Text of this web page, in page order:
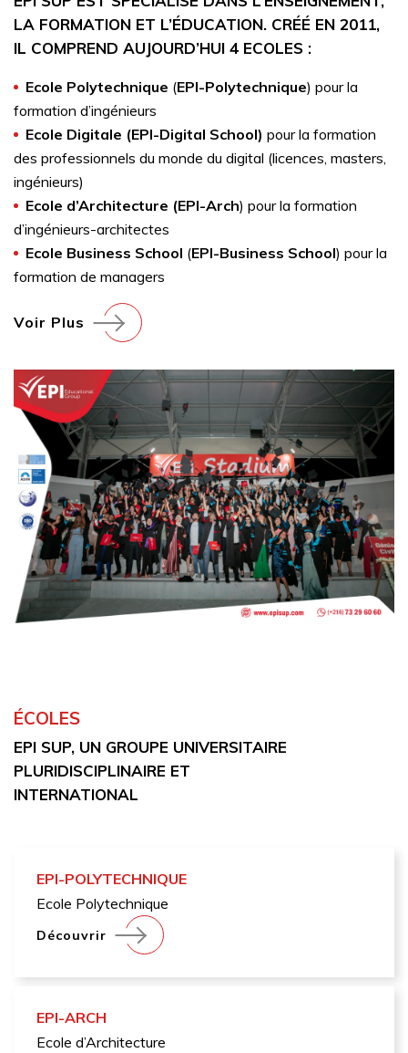
LA FORMATION ET L’ÉDUCATION. CRÉÉ EN 2011,
IL COMPREND AUJOURD’HUI 4 ECOLES :
Ecole Polytechnique (EPI-Polytechnique) pour la
formation d’ingénieurs
Ecole Digitale (EPI-Digital School) pour la formation
des professionnels du monde du digital (licences, masters,
ingénieurs)
Ecole d’Architecture (EPI-Arch) pour la formation
d’ingénieurs-architectes
Ecole Business School (EPI-Business School) pour la
formation de managers
Voir Plus
ÉCOLES
EPI SUP, UN GROUPE UNIVERSITAIRE
PLURIDISCIPLINAIRE ET
INTERNATIONAL
EPI-POLYTECHNIQUE
Ecole Polytechnique
Découvrir
EPI-ARCH
Ecole d’Architecture